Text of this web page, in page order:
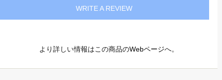
WRITE A REVIEW
より詳しい情報はこの商品のWebページへ。